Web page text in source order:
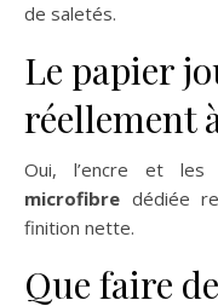
de saletés.
Le papier
réellement
Oui, l’encre et les
microfibre dédiée
finition nette.
Que faire